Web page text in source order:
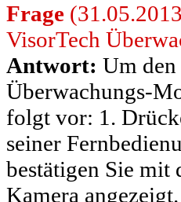
Frage
VisorTech
Antwort: Um
Überwachungs-
folgt vor: 1.
seiner
bestätigen Sie mit
Kamera